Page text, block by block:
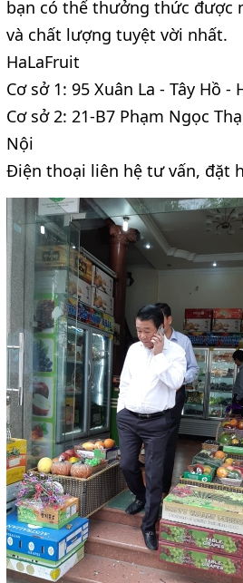
bạn có thể thưởng thức được
và chất lượng tuyệt vời nhất.
HaLaFruit
Cơ sở 1: 95 Xuân La - Tây Hồ -
Cơ sở 2: 21-B7 Phạm Ngọc
Nội
Điện thoại liên hệ tư vấn, đặt